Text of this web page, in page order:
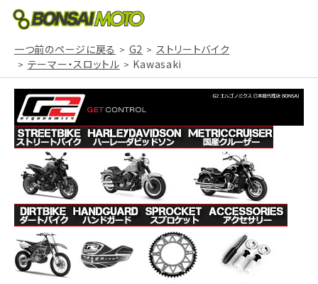
一つ前のページに戻る G2
ストリートバイク
テーマー・スロットル
Kawasaki